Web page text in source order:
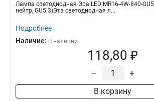
Лампа светодиодная Эра LED MR16-4W-840-
нейтр, GU5.3)Эта светодиодная л...
Подробнее
Наличие: В наличии
118,80 ₽
– +
В корзину